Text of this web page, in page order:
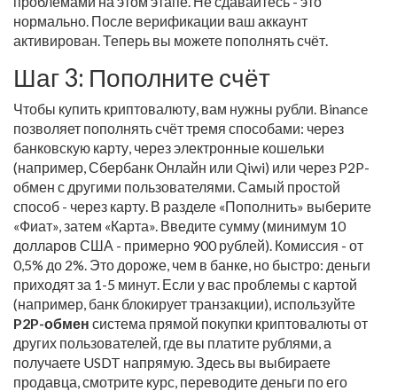
нормально. После верификации ваш аккаунт
активирован. Теперь вы можете пополнять счёт.
Шаг 3: Пополните счёт
Чтобы купить криптовалюту, вам нужны рубли. Binance
позволяет пополнять счёт тремя способами: через
банковскую карту, через электронные кошельки
(например, Сбербанк Онлайн или Qiwi) или через P2P-
обмен с другими пользователями. Самый простой
способ - через карту. В разделе «Пополнить» выберите
«Фиат», затем «Карта». Введите сумму (минимум 10
долларов США - примерно 900 рублей). Комиссия - от
0,5% до 2%. Это дороже, чем в банке, но быстро: деньги
приходят за 1-5 минут. Если у вас проблемы с картой
(например, банк блокирует транзакции), используйте
P2P-обмен система прямой покупки криптовалюты от
других пользователей, где вы платите рублями, а
получаете USDT напрямую . Здесь вы выбираете
продавца, смотрите курс, переводите деньги по его